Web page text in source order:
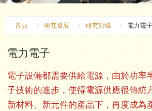
首頁 研究發展 研究領域 電力電子
電力電子
電子設備都需要供給電源，由於功率
子技術的進步，使得電源供應很傳統
新材料、新元件的產品下，再度成為